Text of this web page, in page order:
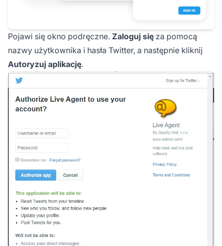
Pojawi się okno podręczne. Zaloguj się za pomocą
nazwy użytkownika i hasła Twitter, a następnie kliknij
Autoryzuj aplikację.